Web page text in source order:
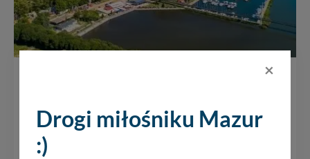
Giżycko jest największym i najbardziej różnorodnym
miastem na Szlaku Wielkich Jezior. Od lat spiera się z
Mikołajkami o miano letniej/ żeglarskiej stolicy Mazur. W
×
Drogi miłośniku Mazur
:)